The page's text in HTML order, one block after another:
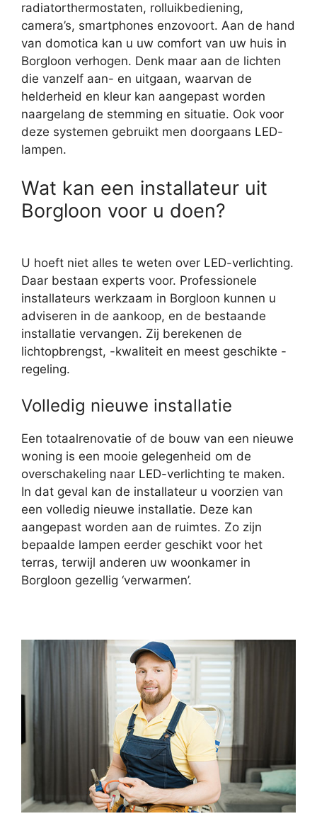
radiatorthermostaten, rolluikbediening,
camera’s, smartphones enzovoort. Aan de hand
van domotica kan u uw comfort van uw huis in
Borgloon verhogen. Denk maar aan de lichten
die vanzelf aan- en uitgaan, waarvan de
helderheid en kleur kan aangepast worden
naargelang de stemming en situatie. Ook voor
deze systemen gebruikt men doorgaans LED-
lampen.
Wat kan een installateur uit
Borgloon voor u doen?
U hoeft niet alles te weten over LED-verlichting.
Daar bestaan experts voor. Professionele
installateurs werkzaam in Borgloon kunnen u
adviseren in de aankoop, en de bestaande
installatie vervangen. Zij berekenen de
lichtopbrengst, -kwaliteit en meest geschikte -
regeling.
Volledig nieuwe installatie
Een totaalrenovatie of de bouw van een nieuwe
woning is een mooie gelegenheid om de
overschakeling naar LED-verlichting te maken.
In dat geval kan de installateur u voorzien van
een volledig nieuwe installatie. Deze kan
aangepast worden aan de ruimtes. Zo zijn
bepaalde lampen eerder geschikt voor het
terras, terwijl anderen uw woonkamer in
Borgloon gezellig ‘verwarmen’.